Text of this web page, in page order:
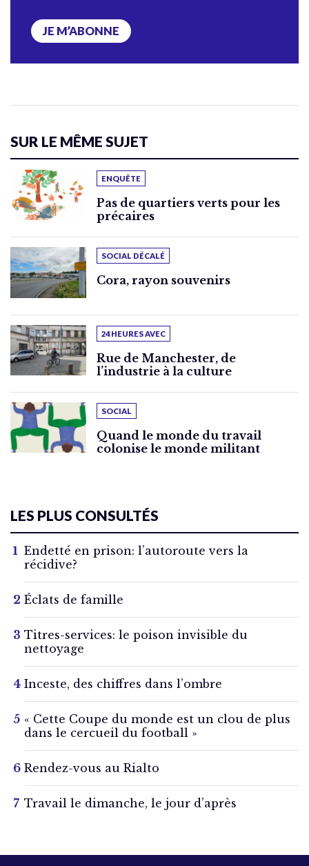
JE M’ABONNE
SUR LE MÊME SUJET
ENQUÊTE
Pas de quartiers verts pour les
précaires
SOCIAL DÉCALÉ
Cora, rayon souvenirs
24 HEURES AVEC
Rue de Manchester, de
l’industrie à la culture
SOCIAL
Quand le monde du travail
colonise le monde militant
LES PLUS CONSULTÉS
Endetté en prison: l’autoroute vers la
récidive?
Éclats de famille
Titres-services: le poison invisible du
nettoyage
Inceste, des chiffres dans l’ombre
« Cette Coupe du monde est un clou de plus
dans le cercueil du football »
Rendez-vous au Rialto
Travail le dimanche, le jour d’après